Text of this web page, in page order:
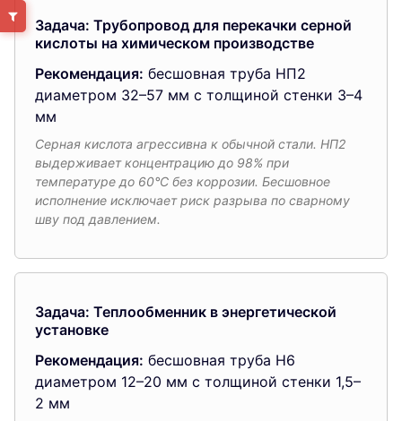
Задача: Трубопровод для перекачки серной
кислоты на химическом производстве
Рекомендация: бесшовная труба НП2
диаметром 32–57 мм с толщиной стенки 3–4
мм
Серная кислота агрессивна к обычной стали. НП2
выдерживает концентрацию до 98% при
температуре до 60°C без коррозии. Бесшовное
исполнение исключает риск разрыва по сварному
шву под давлением.
Задача: Теплообменник в энергетической
установке
Рекомендация: бесшовная труба Н6
диаметром 12–20 мм с толщиной стенки 1,5–
2 мм